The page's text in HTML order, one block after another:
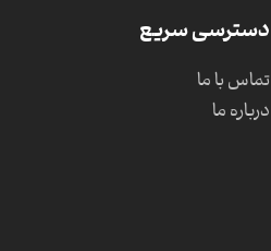
دسترسی سریع
تماس با ما
درباره ما